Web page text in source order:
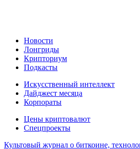
Новости
Лонгриды
Крипториум
Подкасты
Искусственный интеллект
Дайджест месяца
Корпораты
Цены криптовалют
Спецпроекты
Культовый журнал о биткоине,